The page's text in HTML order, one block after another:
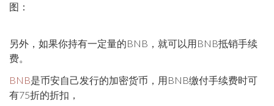
图：
另外，如果你持有一定量的BNB，就可以用BNB抵销手续
费。
BNB是币安自己发行的加密货币，用BNB缴付手续费时可
有75折的折扣，